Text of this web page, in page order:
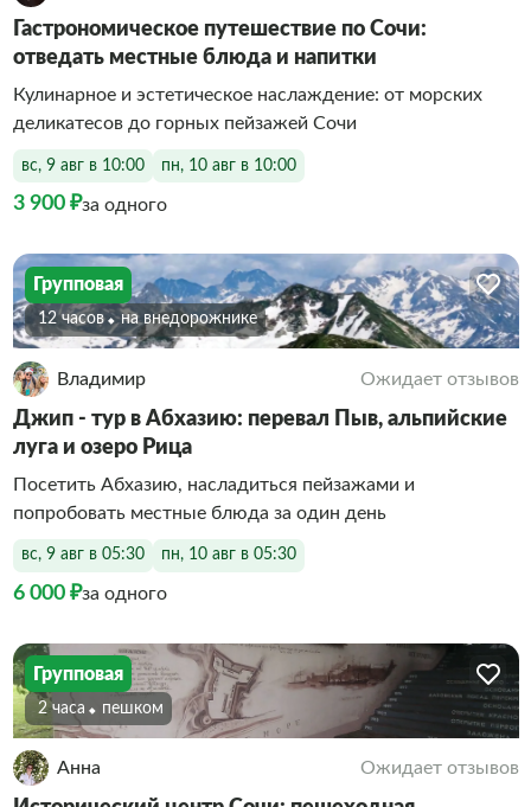
Гастрономическое путешествие по Сочи:
отведать местные блюда и напитки
Кулинарное и эстетическое наслаждение: от морских
деликатесов до горных пейзажей Сочи
вс, 9 авг в 10:00 пн, 10 авг в 10:00
3 900 ₽за одного
Групповая
12 часов На внедорожнике
Владимир Ожидает отзывов
Джип - тур в Абхазию: перевал Пыв, альпийские
луга и озеро Рица
Посетить Абхазию, насладиться пейзажами и
попробовать местные блюда за один день
вс, 9 авг в 05:30 пн, 10 авг в 05:30
6 000 ₽за одного
Групповая
2 часа Пешком
Анна Ожидает отзывов